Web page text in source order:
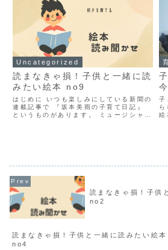
Uncategorized
読まなきゃ損！子供と一緒に読
みたい絵本 no9
はじめに いつも楽しみにしている新聞の
連載記事で 『坂本美雨の子育て日記』
というものがあります。 ミュージシャン
子
絵
読まなきゃ損！子
no2
読まなきゃ損！子供と一緒に読みたい絵本
no4